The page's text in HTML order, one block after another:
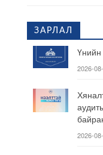
ЗАРЛАЛ
2026-
2026-